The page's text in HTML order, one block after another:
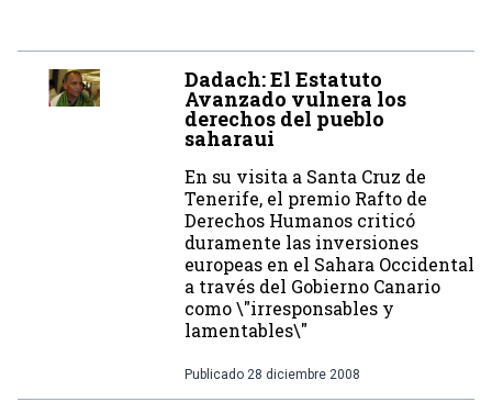
Dadach: El Estatuto
Avanzado vulnera los
derechos del pueblo
saharaui
En su visita a Santa Cruz de
Tenerife, el premio Rafto de
Derechos Humanos criticó
duramente las inversiones
europeas en el Sahara Occidental
a través del Gobierno Canario
como \"irresponsables y
lamentables\"
Publicado 28 diciembre 2008